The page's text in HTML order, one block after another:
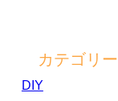
カテゴリー
DIY